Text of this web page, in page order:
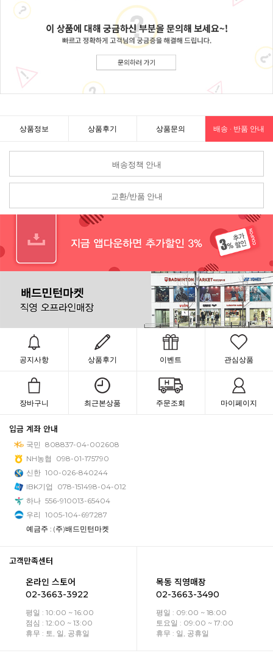
상품정보 상품후기 상품문의 배송 · 반품 안내
배송정책 안내
교환/반품 안내
공지사항 상품후기 이벤트 관심상품
장바구니 최근본상품 주문조회 마이페이지
입금 계좌 안내
국민 808837-04-002608
NH농협
098-01-175790
신한 100-026-840244
IBK기업
078-151498-04-012
하나 556-910013-65404
우리 1005-104-697287
예금주 : (주)배드민턴마켓
고객만족센터
온라인 스토어
02-3663-3922
평일 : 10:00 ~ 16:00
점심 : 12:00 ~ 13:00
휴무 : 토, 일, 공휴일
목동 직영매장
02-3663-3490
평일 : 09:00 ~ 18:00
토요일 : 09:00 ~ 17:00
휴무 : 일, 공휴일